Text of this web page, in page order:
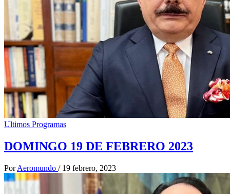
Ultimos Programas
DOMINGO 19 DE FEBRERO 2023
Por Aeromundo / 19 febrero, 2023